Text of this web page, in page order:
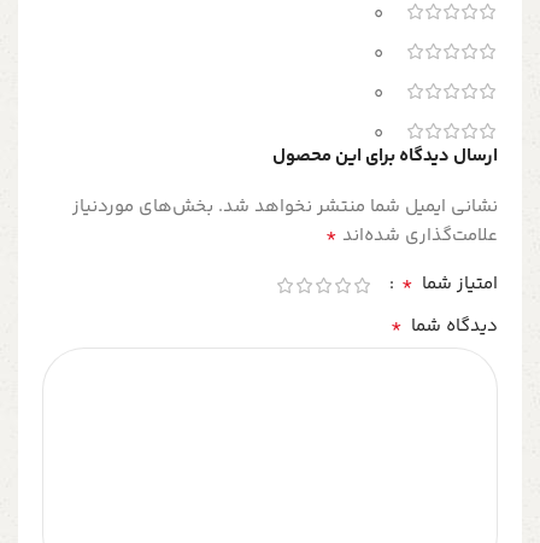
0
0
0
0
ارسال دیدگاه برای این محصول
نشانی ایمیل شما منتشر نخواهد شد. بخش‌های موردنیاز
علامت‌گذاری شده‌اند *
امتیاز شما *
دیدگاه شما *